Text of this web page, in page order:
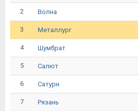
2 Волна
3 Металлург
4 Шумбрат
5 Салют
6 Сатурн
7 Рязань